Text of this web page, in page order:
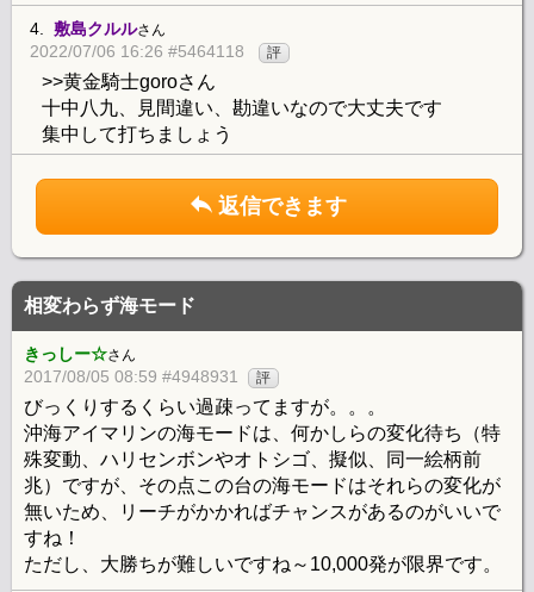
4. 敷島クルルさん
2022/07/06 16:26 #5464118 評
>>黄金騎士goroさん
十中八九、見間違い、勘違いなので大丈夫です
集中して打ちましょう
返信できます
相変わらず海モード
きっしー☆さん
2017/08/05 08:59 #4948931 評
びっくりするくらい過疎ってますが。。。
沖海アイマリンの海モードは、何かしらの変化待ち（特
殊変動、ハリセンボンやオトシゴ、擬似、同一絵柄前
兆）ですが、その点この台の海モードはそれらの変化が
無いため、リーチがかかればチャンスがあるのがいいで
すね！
ただし、大勝ちが難しいですね～10,000発が限界です。